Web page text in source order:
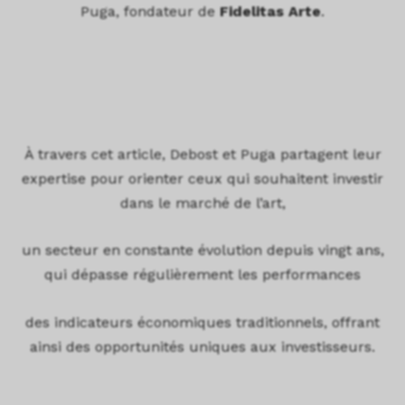
Puga, fondateur de Fidelitas Arte.
À travers cet article, Debost et Puga partagent leur
expertise pour orienter ceux qui souhaitent investir
dans le marché de l’art,
un secteur en constante évolution depuis vingt ans,
qui dépasse régulièrement les performances
des indicateurs économiques traditionnels, offrant
ainsi des opportunités uniques aux investisseurs.